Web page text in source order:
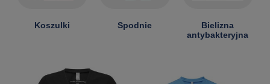
Koszulki Spodnie
Bielizna
antybakteryjna